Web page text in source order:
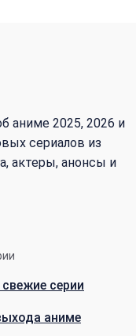
аниме 2025, 2026 и
сериалов из
актеры, анонсы и
серии
аниме